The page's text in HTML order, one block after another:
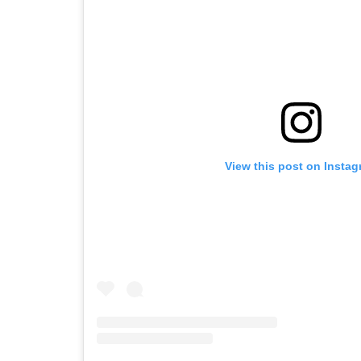
View this post on